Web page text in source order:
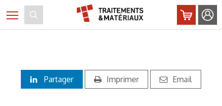
Toggle navigation
Partager Imprimer Email
Panneau de gestion des cookies